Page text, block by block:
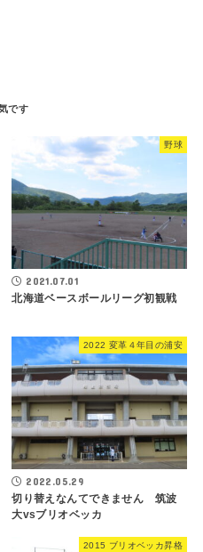
野球
2021.07.01
北海道ベースボールリーグ初観戦
2022 変革４年目の浦安
2022.05.29
切り替えなんてできません 筑波
大vsブリオベッカ
2015 ブリオベッカ昇格